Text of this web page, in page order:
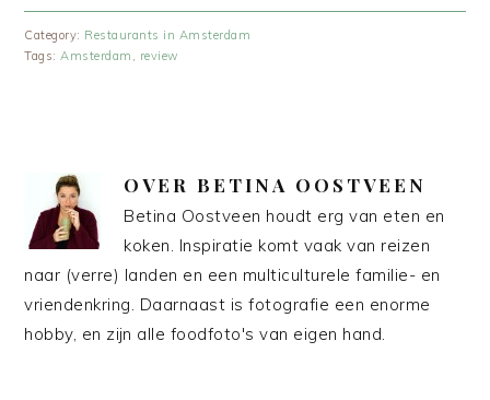
Category: Restaurants in Amsterdam
Tags:Amsterdam , review
OVER BETINA OOSTVEEN
Betina Oostveen houdt erg van eten en
koken. Inspiratie komt vaak van reizen
naar (verre) landen en een multiculturele familie- en
vriendenkring. Daarnaast is fotografie een enorme
hobby, en zijn alle foodfoto's van eigen hand.